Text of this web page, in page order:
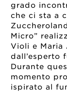
grado
che ci sta a
Micro”
Violi e Maria
dall’esperto
Durante
momento
ispirato al